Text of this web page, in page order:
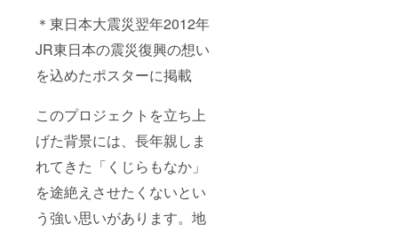
＊東日本大震災翌年2012年
JR東日本の震災復興の想い
を込めたポスターに掲載
このプロジェクトを立ち上
げた背景には、長年親しま
れてきた「くじらもなか」
を途絶えさせたくないとい
う強い思いがあります。地